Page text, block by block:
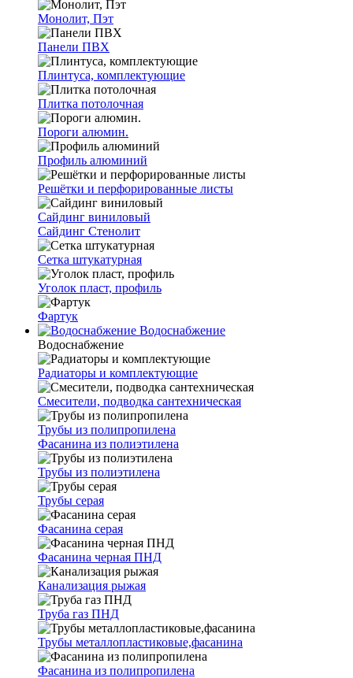
Монолит, Пэт
Панели ПВХ
Плинтуса, комплектующие
Плитка потолочная
Пороги алюмин.
Профиль алюминий
Решётки и перфорированные листы
Сайдинг виниловый
Сайдинг Стенолит
Сетка штукатурная
Уголок пласт, профиль
Фартук
Водоснабжение
Водоснабжение
Радиаторы и комплектующие
Смесители, подводка сантехническая
Трубы из полипропилена
Фасанина из полиэтилена
Трубы из полиэтилена
Трубы серая
Фасанина серая
Фасанина черная ПНД
Канализация рыжая
Труба газ ПНД
Трубы металлопластиковые,фасанина
Фасанина из полипропилена